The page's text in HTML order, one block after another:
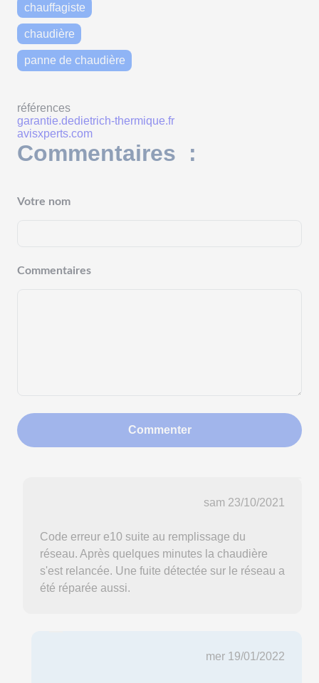
chauffagiste
chaudière
panne de chaudière
références
garantie.dedietrich-thermique.fr
avisxperts.com
Commentaires :
Votre nom
Commentaires
Commenter
sam 23/10/2021
Code erreur e10 suite au remplissage du
réseau. Après quelques minutes la chaudière
s'est relancée. Une fuite détectée sur le réseau a
été réparée aussi.
mer 19/01/2022